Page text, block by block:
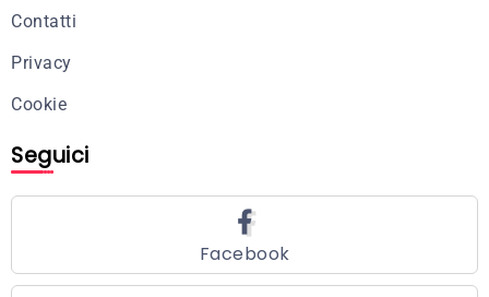
Contatti
Privacy
Cookie
Seguici
Facebook